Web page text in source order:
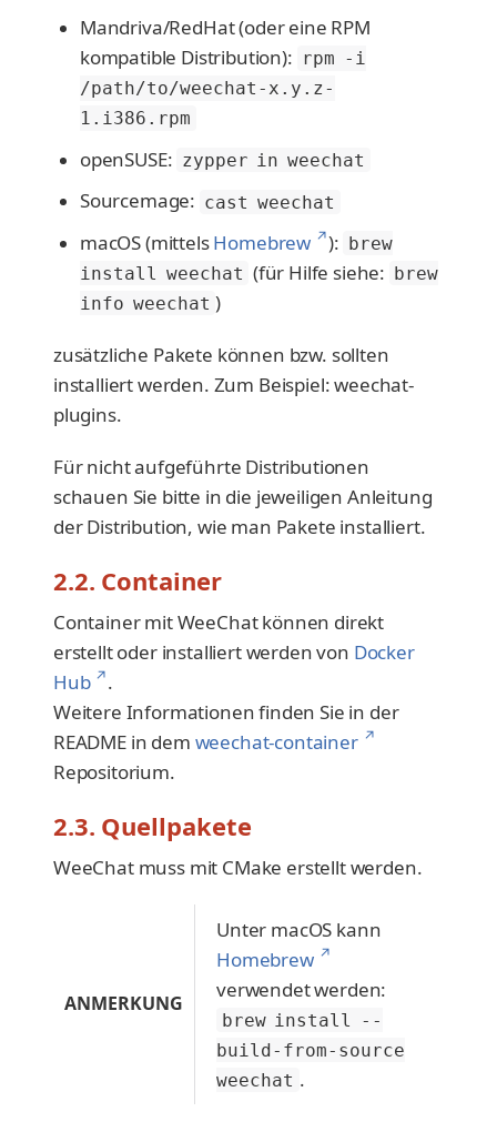
Mandriva/RedHat (oder eine RPM
kompatible Distribution): rpm -i
/path/to/weechat-x.y.z-
1.i386.rpm
openSUSE: zypper in weechat
Sourcemage: cast weechat
macOS (mittelsHomebrew ↗): brew
install weechat (für Hilfe siehe: brew
info weechat )
zusätzliche Pakete können bzw. sollten
installiert werden. Zum Beispiel: weechat-
plugins.
Für nicht aufgeführte Distributionen
schauen Sie bitte in die jeweiligen Anleitung
der Distribution, wie man Pakete installiert.
2.2. Container
Container mit WeeChat können direkt
erstellt oder installiert werden von Docker
Hub ↗.
Weitere Informationen finden Sie in der
README in dem weechat-container ↗
Repositorium.
2.3. Quellpakete
WeeChat muss mit CMake erstellt werden.
ANMERKUNG
Unter macOS kann
Homebrew ↗
verwendet werden:
brew install --
build-from-source
weechat .